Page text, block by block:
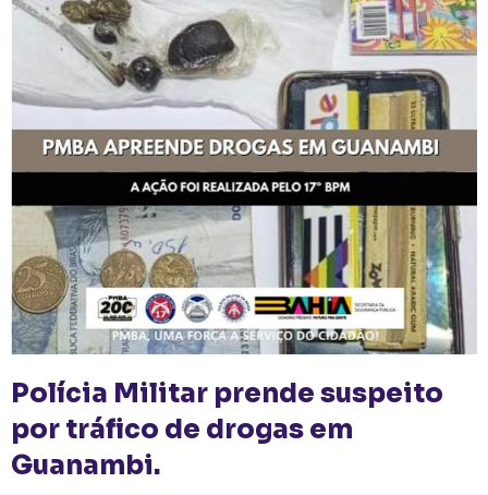
Polícia Militar prende suspeito
por tráfico de drogas em
Guanambi.